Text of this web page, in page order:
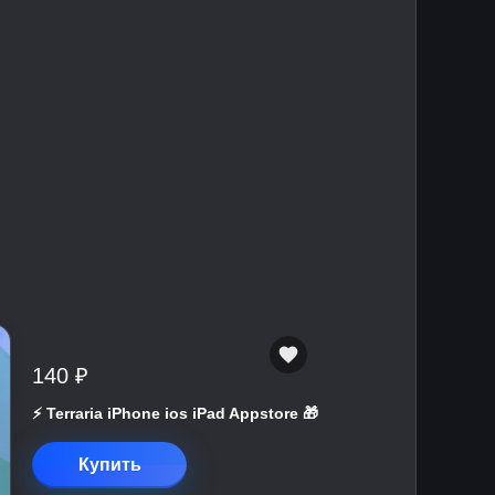
140 ₽
⚡️ Terraria iPhone ios iPad Appstore 🎁
Купить